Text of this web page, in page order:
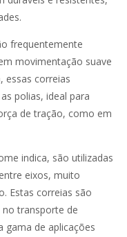
frequentemente
movimentação suave
essas correias
polias, ideal para
de tração, como em
indica, são utilizadas
eixos, muito
Estas correias são
transporte de
gama de aplicações